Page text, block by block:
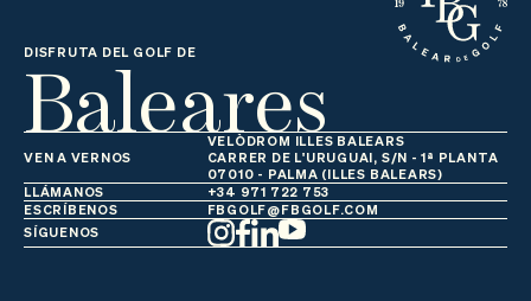
DISFRUTA DEL GOLF DE
Baleares
VEN A VERNOS
VELÒDROM ILLES BALEARS
CARRER DE L'URUGUAI, S/N - 1ª PLANTA
07010 - PALMA (ILLES BALEARS)
LLÁMANOS
+34 971 722 753
ESCRÍBENOS
FBGOLF@FBGOLF.COM
SÍGUENOS